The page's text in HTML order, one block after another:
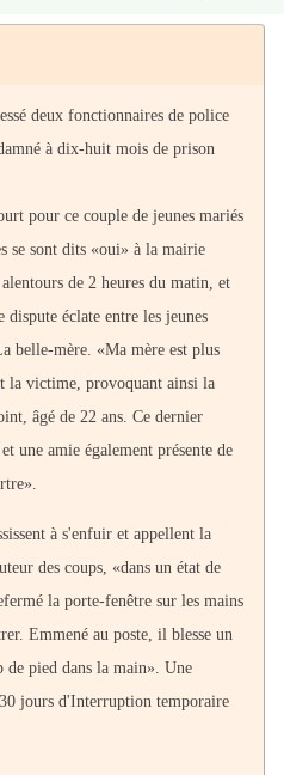
deux fonctionnaires de police
à dix-huit mois de prison
pour ce couple de jeunes mariés
se sont dits «oui» à la mairie
de 2 heures du matin, et
dispute éclate entre les jeunes
belle-mère. «Ma mère est plus
la victime, provoquant ainsi la
âgé de 22 ans. Ce dernier
une amie également présente de
à s'enfuir et appellent la
des coups, «dans un état de
la porte-fenêtre sur les mains
Emmené au poste, il blesse un
pied dans la main». Une
jours d'Interruption temporaire